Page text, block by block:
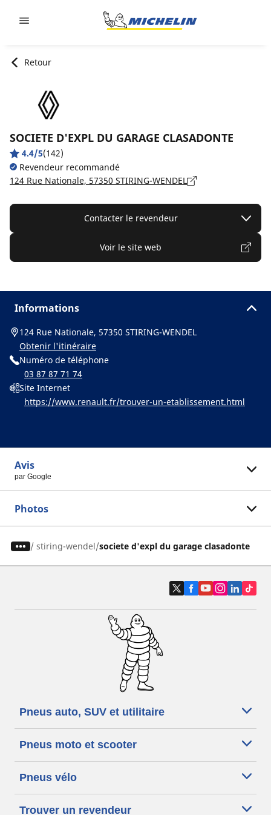
Retour
SOCIETE D'EXPL DU GARAGE CLASADONTE
4.4/5(142)
Revendeur recommandé
124 Rue Nationale, 57350 STIRING-WENDEL
Contacter le revendeur
Voir le site web
Informations
124 Rue Nationale, 57350 STIRING-WENDEL
Obtenir l'itinéraire
Numéro de téléphone
03 87 87 71 74
Site Internet
https://www.renault.fr/trouver-un-etablissement.html
Avis
par Google
Photos
/ stiring-wendel societe d'expl du garage clasadonte
Pneus auto, SUV et utilitaire
Pneus moto et scooter
Pneus vélo
Trouver un revendeur